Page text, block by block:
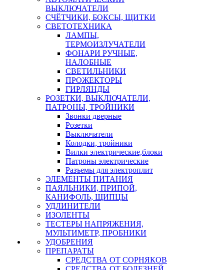
ВЫКЛЮЧАТЕЛИ
СЧЁТЧИКИ, БОКСЫ, ЩИТКИ
СВЕТОТЕХНИКА
ЛАМПЫ,
ТЕРМОИЗЛУЧАТЕЛИ
ФОНАРИ РУЧНЫЕ,
НАЛОБНЫЕ
СВЕТИЛЬНИКИ
ПРОЖЕКТОРЫ
ГИРЛЯНДЫ
РОЗЕТКИ, ВЫКЛЮЧАТЕЛИ,
ПАТРОНЫ, ТРОЙНИКИ
Звонки дверные
Розетки
Выключатели
Колодки, тройники
Вилки электрические,блоки
Патроны электрические
Разъемы для электроплит
ЭЛЕМЕНТЫ ПИТАНИЯ
ПАЯЛЬНИКИ, ПРИПОЙ,
КАНИФОЛЬ, ЩИПЦЫ
УДЛИНИТЕЛИ
ИЗОЛЕНТЫ
ТЕСТЕРЫ НАПРЯЖЕНИЯ,
МУЛЬТИМЕТР, ПРОБНИКИ
УДОБРЕНИЯ
ПРЕПАРАТЫ
СРЕДСТВА ОТ СОРНЯКОВ